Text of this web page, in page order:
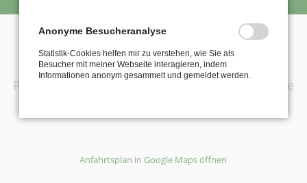
SIE ERREICHEN MICH
Psychologische Praxis für ganzheitliche Therapie
Anfahrtsplan in Google Maps öffnen
Anonyme Besucheranalyse
Statistik-Cookies helfen mir zu verstehen, wie Sie als
Besucher mit meiner Webseite interagieren, indem
Informationen anonym gesammelt und gemeldet werden.